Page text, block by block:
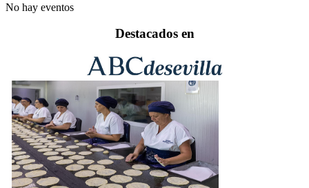
No hay eventos
Destacados en